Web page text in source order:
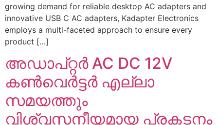
growing demand for reliable desktop AC adapters and
innovative USB C AC adapters, Kadapter Electronics
employs a multi-faceted approach to ensure every
product […]
അഡാപ്റ്റർ AC DC 12V
കൺവെർട്ടർ എല്ലാ
സമയത്തും
വിശ്വസനീയമായ പ്രകടനം